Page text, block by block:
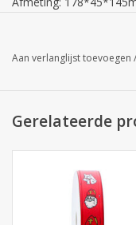
van de daadwerkelijke
van een boek kan
**Tevens is dit
voorkomend geval
Aan verlanglijst toevoegen /
Gerelateerde